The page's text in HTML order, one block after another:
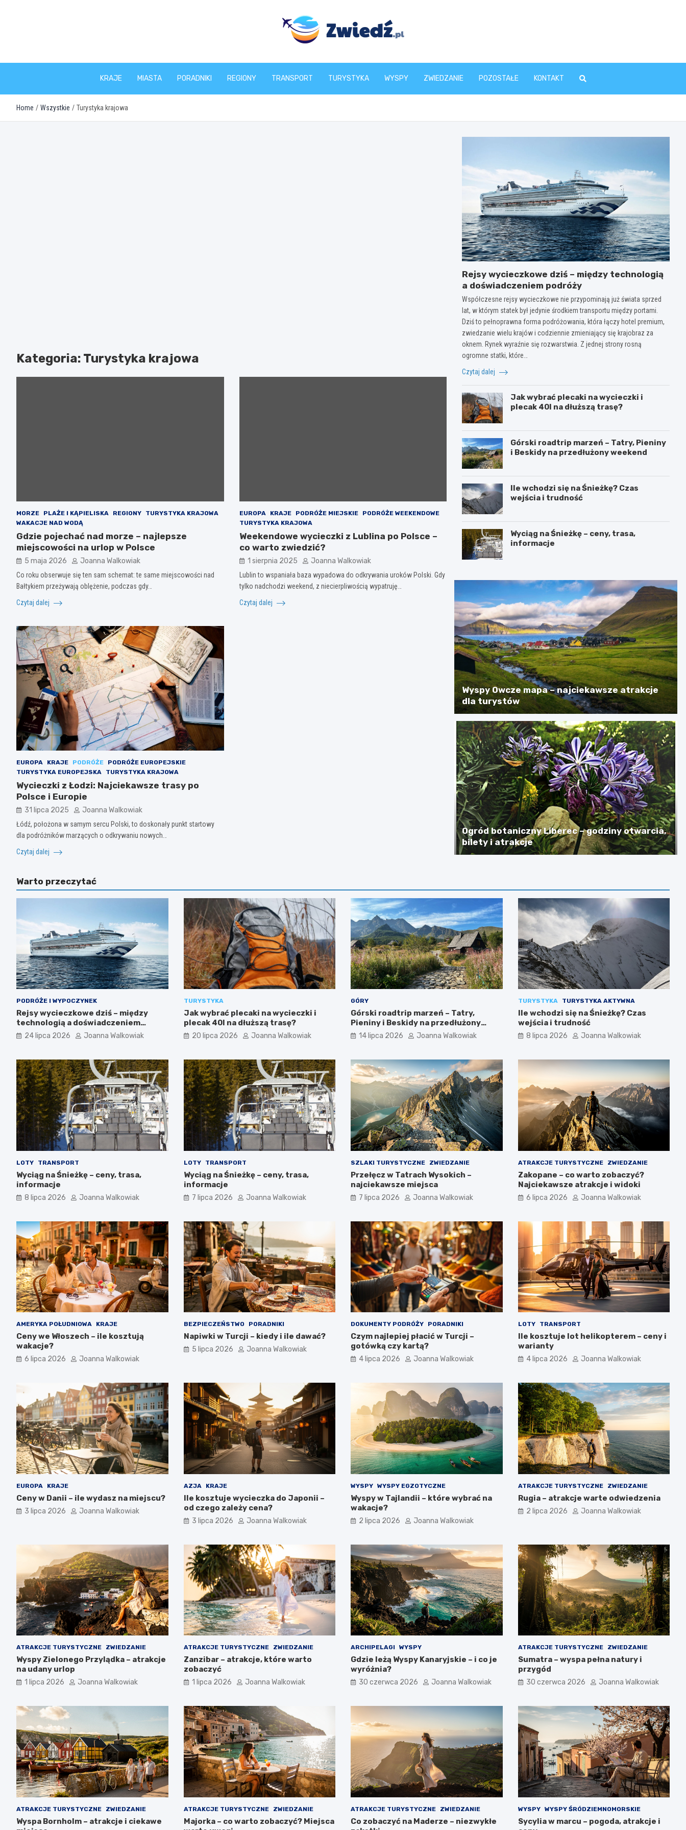
zwiedz.pl
KRAJE MIASTA PORADNIKI REGIONY TRANSPORT TURYSTYKA WYSPY ZWIEDZANIE POZOSTAŁE KONTAKT
Home Wszystkie Turystyka krajowa
Kategoria: Turystyka krajowa
MORZE PLAŻE I KĄPIELISKA REGIONY
TURYSTYKA KRAJOWA
WAKACJE NAD WODĄ
Gdzie pojechać nad morze – najlepsze
miejscowości na urlop w Polsce
5 maja 2026 Joanna Walkowiak
Co roku obserwuje się ten sam schemat: te same miejscowości nad
Bałtykiem przeżywają oblężenie, podczas gdy…
Czytaj dalej
EUROPA KRAJE PODRÓŻE MIEJSKIE
PODRÓŻE WEEKENDOWE
TURYSTYKA KRAJOWA
Weekendowe wycieczki z Lublina po Polsce –
co warto zwiedzić?
1 sierpnia 2025 Joanna Walkowiak
Lublin to wspaniała baza wypadowa do odkrywania uroków Polski. Gdy
tylko nadchodzi weekend, z niecierpliwością wypatruję…
Czytaj dalej
EUROPA KRAJE PODRÓŻE
PODRÓŻE EUROPEJSKIE
TURYSTYKA EUROPEJSKA
TURYSTYKA KRAJOWA
Wycieczki z Łodzi: Najciekawsze trasy po
Polsce i Europie
31 lipca 2025 Joanna Walkowiak
Łódź, położona w samym sercu Polski, to doskonały punkt startowy
dla podróżników marzących o odkrywaniu nowych…
Czytaj dalej
Rejsy wycieczkowe dziś – między technologią
a doświadczeniem podróży
Współczesne rejsy wycieczkowe nie przypominają już świata sprzed
lat, w którym statek był jedynie środkiem transportu między portami.
Dziś to pełnoprawna forma podróżowania, która łączy hotel premium,
zwiedzanie wielu krajów i codziennie zmieniający się krajobraz za
oknem. Rynek wyraźnie się rozwarstwia. Z jednej strony rosną
ogromne statki, które…
Czytaj dalej
Jak wybrać plecaki na wycieczki i
plecak 40l na dłuższą trasę?
Górski roadtrip marzeń – Tatry, Pieniny
i Beskidy na przedłużony weekend
Ile wchodzi się na Śnieżkę? Czas
wejścia i trudność
Wyciąg na Śnieżkę – ceny, trasa,
informacje
Wyspy Owcze mapa – najciekawsze atrakcje
dla turystów
Ogród botaniczny Liberec – godziny otwarcia,
bilety i atrakcje
Warto przeczytać
PODRÓŻE I WYPOCZYNEK
Rejsy wycieczkowe dziś – między
technologią a doświadczeniem
podróży
24 lipca 2026 Joanna Walkowiak
TURYSTYKA
Jak wybrać plecaki na wycieczki i
plecak 40l na dłuższą trasę?
20 lipca 2026 Joanna Walkowiak
GÓRY
Górski roadtrip marzeń – Tatry,
Pieniny i Beskidy na przedłużony
weekend
14 lipca 2026 Joanna Walkowiak
TURYSTYKA TURYSTYKA AKTYWNA
Ile wchodzi się na Śnieżkę? Czas
wejścia i trudność
8 lipca 2026 Joanna Walkowiak
LOTY TRANSPORT
Wyciąg na Śnieżkę – ceny, trasa,
informacje
8 lipca 2026 Joanna Walkowiak
LOTY TRANSPORT
Wyciąg na Śnieżkę – ceny, trasa,
informacje
7 lipca 2026 Joanna Walkowiak
SZLAKI TURYSTYCZNE ZWIEDZANIE
Przełęcz w Tatrach Wysokich –
najciekawsze miejsca
7 lipca 2026 Joanna Walkowiak
ATRAKCJE TURYSTYCZNE ZWIEDZANIE
Zakopane – co warto zobaczyć?
Najciekawsze atrakcje i widoki
6 lipca 2026 Joanna Walkowiak
AMERYKA POŁUDNIOWA KRAJE
Ceny we Włoszech – ile kosztują
wakacje?
6 lipca 2026 Joanna Walkowiak
BEZPIECZEŃSTWO PORADNIKI
Napiwki w Turcji – kiedy i ile dawać?
5 lipca 2026 Joanna Walkowiak
DOKUMENTY PODRÓŻY PORADNIKI
Czym najlepiej płacić w Turcji –
gotówką czy kartą?
4 lipca 2026 Joanna Walkowiak
LOTY TRANSPORT
Ile kosztuje lot helikopterem – ceny i
warianty
4 lipca 2026 Joanna Walkowiak
EUROPA KRAJE
Ceny w Danii – ile wydasz na miejscu?
3 lipca 2026 Joanna Walkowiak
AZJA KRAJE
Ile kosztuje wycieczka do Japonii –
od czego zależy cena?
3 lipca 2026 Joanna Walkowiak
WYSPY WYSPY EGZOTYCZNE
Wyspy w Tajlandii – które wybrać na
wakacje?
2 lipca 2026 Joanna Walkowiak
ATRAKCJE TURYSTYCZNE ZWIEDZANIE
Rugia – atrakcje warte odwiedzenia
2 lipca 2026 Joanna Walkowiak
ATRAKCJE TURYSTYCZNE ZWIEDZANIE
Wyspy Zielonego Przylądka – atrakcje
na udany urlop
1 lipca 2026 Joanna Walkowiak
ATRAKCJE TURYSTYCZNE ZWIEDZANIE
Zanzibar – atrakcje, które warto
zobaczyć
1 lipca 2026 Joanna Walkowiak
ARCHIPELAGI WYSPY
Gdzie leżą Wyspy Kanaryjskie – i co je
wyróżnia?
30 czerwca 2026 Joanna Walkowiak
ATRAKCJE TURYSTYCZNE ZWIEDZANIE
Sumatra – wyspa pełna natury i
przygód
30 czerwca 2026 Joanna Walkowiak
ATRAKCJE TURYSTYCZNE ZWIEDZANIE
Wyspa Bornholm – atrakcje i ciekawe
ATRAKCJE TURYSTYCZNE ZWIEDZANIE
Majorka – co warto zobaczyć? Miejsca
ATRAKCJE TURYSTYCZNE ZWIEDZANIE
Co zobaczyć na Maderze – niezwykłe
WYSPY WYSPY ŚRÓDZIEMNOMORSKIE
Sycylia w marcu – pogoda, atrakcje i